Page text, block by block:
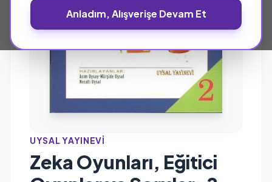
Anladım, Alışverişe Devam Et
UYSAL YAYINEVI
Zeka Oyunları, Eğitici